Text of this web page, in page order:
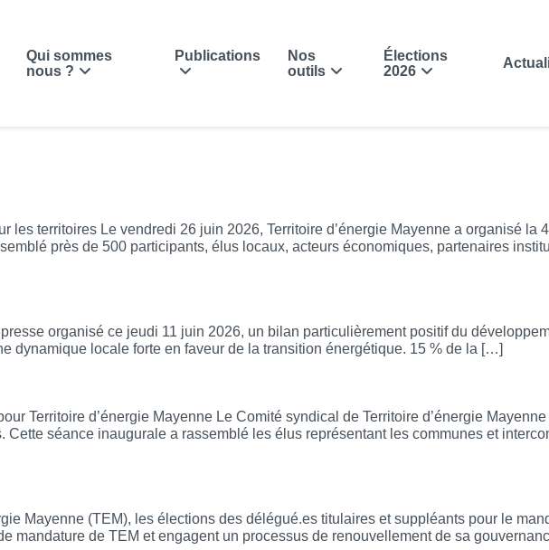
Qui sommes
nous ?
Publications
Nos
outils
Élections
2026
les territoires Le vendredi 26 juin 2026, Territoire d’énergie Mayenne a organisé la
près de 500 participants, élus locaux, acteurs économiques, partenaires
organisé ce jeudi 11 juin 2026, un bilan particulièrement positif du
dynamique locale forte en faveur de la transition énergétique. 15 % de la […]
Territoire d’énergie Mayenne Le Comité syndical de Territoire d’énergie
séance inaugurale a rassemblé les élus représentant les communes et
Mayenne (TEM), les élections des délégué.es titulaires et suppléants pour le
mandature de TEM et engagent un processus de renouvellement de sa